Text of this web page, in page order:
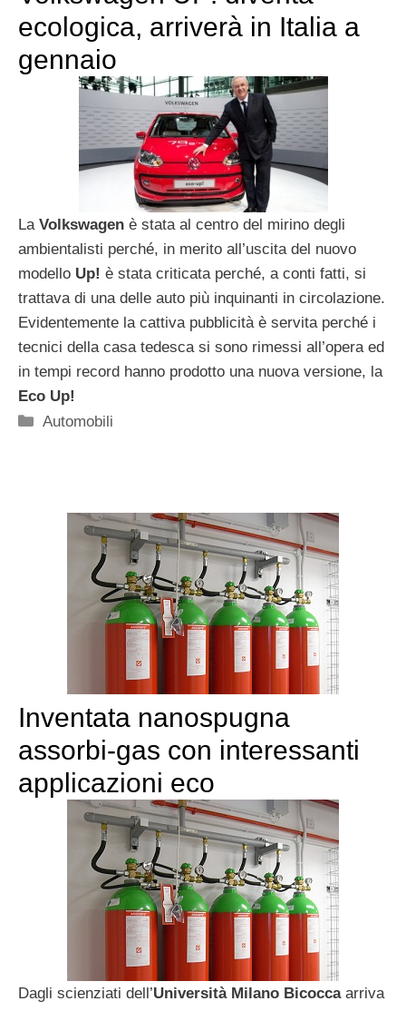
ecologica, arriverà in Italia a
gennaio
La Volkswagen è stata al centro del mirino degli
ambientalisti perché, in merito all’uscita del nuovo
modello Up! è stata criticata perché, a conti fatti, si
trattava di una delle auto più inquinanti in circolazione.
Evidentemente la cattiva pubblicità è servita perché i
tecnici della casa tedesca si sono rimessi all’opera ed
in tempi record hanno prodotto una nuova versione, la
Eco Up!
Categorie
Automobili
Inventata nanospugna
assorbi-gas con interessanti
applicazioni eco
Dagli scienziati dell’Università Milano Bicoccaarriva